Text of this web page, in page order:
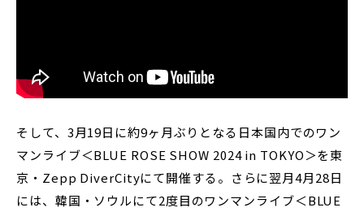
そして、3月19日に約9ヶ月ぶりとなる日本国内でのワン
マンライブ＜BLUE ROSE SHOW 2024 in TOKYO＞を東
京・Zepp DiverCityにて開催する。さらに翌月4月28日
には、韓国・ソウルにて2度目のワンマンライブ＜BLUE